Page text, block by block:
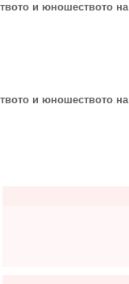
и юношеството на
и юношеството на